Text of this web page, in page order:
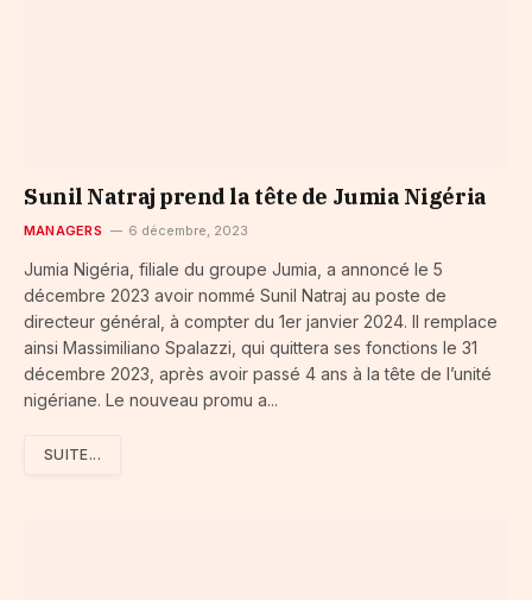
Sunil Natraj prend la tête de Jumia Nigéria
MANAGERS 6 décembre, 2023
Jumia Nigéria, filiale du groupe Jumia, a annoncé le 5
décembre 2023 avoir nommé Sunil Natraj au poste de
directeur général, à compter du 1er janvier 2024. Il remplace
ainsi Massimiliano Spalazzi, qui quittera ses fonctions le 31
décembre 2023, après avoir passé 4 ans à la tête de l’unité
nigériane. Le nouveau promu a...
SUITE...